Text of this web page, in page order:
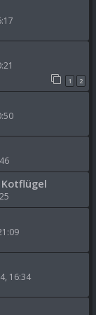
1 2
16:34